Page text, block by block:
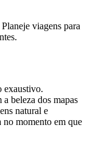
viagens para
exaustivo.
beleza dos mapas
natural e
no momento em que